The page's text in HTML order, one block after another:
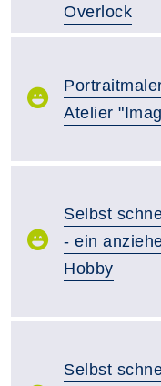
Overlock
Atelier
Selbst
- ein
Hobby
Selbst